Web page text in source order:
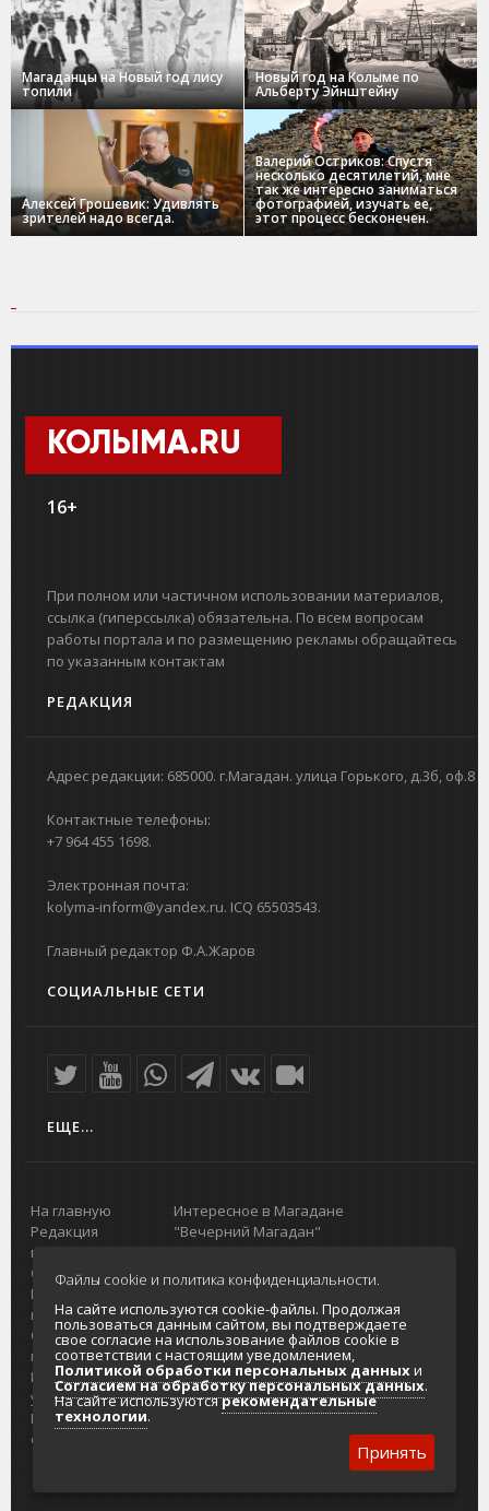
Магаданцы на Новый год лису
топили
Новый год на Колыме по
Альберту Эйнштейну
Алексей Грошевик: Удивлять
зрителей надо всегда.
Валерий Остриков: Спустя
несколько десятилетий, мне
так же интересно заниматься
фотографией, изучать ее,
этот процесс бесконечен.
КОЛЫМА.RU
16+
При полном или частичном использовании материалов,
ссылка (гиперссылка) обязательна. По всем вопросам
работы портала и по размещению рекламы обращайтесь
по указанным контактам
РЕДАКЦИЯ
Адрес редакции: 685000. г.Магадан. улица Горького, д.3б, оф.8
Контактные телефоны:
+7 964 455 1698.
Электронная почта:
kolyma-inform@yandex.ru. ICQ 65503543.
Главный редактор Ф.А.Жаров
СОЦИАЛЬНЫЕ СЕТИ
ЕЩЕ...
На главную
Редакция
портала
О проекте
Реклама на
портале
Отзывы и
предложения
Интернет-
услуги
Разработка
сайтов
Интересное в Магадане
"Вечерний Магадан"
Реклама
Главный туристический портал
Колымы
Политика в отношении обработки
персональных данных
Согласие на обработку персональных
данных
Файлы cookie и политика конфиденциальности.
На сайте используются cookie-файлы. Продолжая
пользоваться данным сайтом, вы подтверждаете
свое согласие на использование файлов cookie в
соответствии с настоящим уведомлением,
Политикой обработки персональных данныхи
Согласием на обработку персональных данных.
На сайте используютсярекомендательные
технологии.
Принять